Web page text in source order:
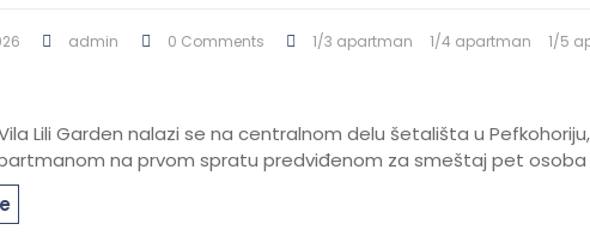
admin 0 Comments 1/3 apartman 1/4 apartman 1/5
Lili Garden nalazi se na centralnom delu šetališta u
na prvom spratu predviđenom za smeštaj pet